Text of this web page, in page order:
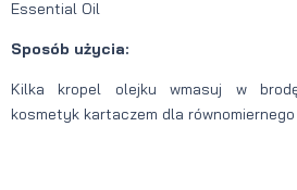
Essential Oil
Sposób użycia:
Kilka kropel olejku wmasuj w
kosmetyk kartaczem dla